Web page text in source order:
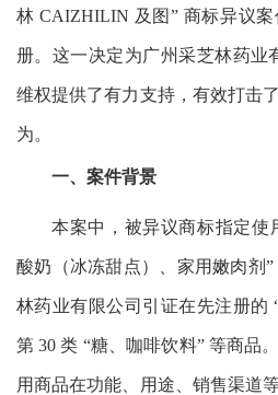
林 CAIZHILIN 及图” 商标异议
册。这一决定为广州采芝林药业
维权提供了有力支持，有效打击
为。
一、案件背景
本案中，被异议商标指定使
酸奶（冰冻甜点）、家用嫩肉剂
林药业有限公司引证在先注册的
第 30 类 “糖、咖啡饮料” 等商品
用商品在功能、用途、销售渠道